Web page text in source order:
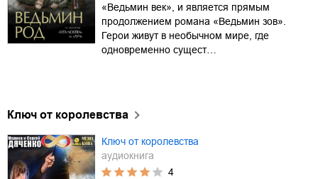
«Ведьмин век», и является прямым
продолжением романа «Ведьмин зов».
Герои живут в необычном мире, где
одновременно сущест…
Ключ от королевства
Ключ от королевства
аудиокнига
4